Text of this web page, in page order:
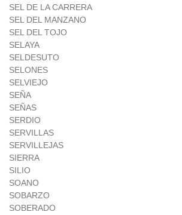
SEL DE LA CARRERA
SEL DEL MANZANO
SEL DEL TOJO
SELAYA
SELDESUTO
SELONES
SELVIEJO
SEÑA
SEÑAS
SERDIO
SERVILLAS
SERVILLEJAS
SIERRA
SILIO
SOANO
SOBARZO
SOBERADO